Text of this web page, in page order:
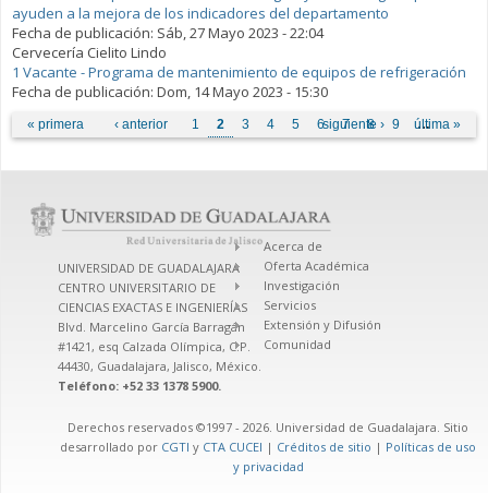
ayuden a la mejora de los indicadores del departamento
Fecha de publicación: Sáb, 27 Mayo 2023 - 22:04
Cervecería Cielito Lindo
1 Vacante - Programa de mantenimiento de equipos de refrigeración
Fecha de publicación: Dom, 14 Mayo 2023 - 15:30
Páginas
« primera ‹ anterior 1 2 3 4 5 6 7 8 9 …
siguiente › última »
UNIVERSIDAD DE GUADALAJARA
CENTRO UNIVERSITARIO DE
CIENCIAS EXACTAS E INGENIERÍAS
Blvd. Marcelino García Barragán
#1421, esq Calzada Olímpica, C.P.
44430, Guadalajara, Jalisco, México.
Teléfono: +52 33 1378 5900.
Acerca de
Oferta Académica
Investigación
Servicios
Extensión y Difusión
Comunidad
Derechos reservados ©1997 - 2026. Universidad de Guadalajara. Sitio
desarrollado por CGTI y CTA CUCEI | Créditos de sitio | Políticas de uso
y privacidad